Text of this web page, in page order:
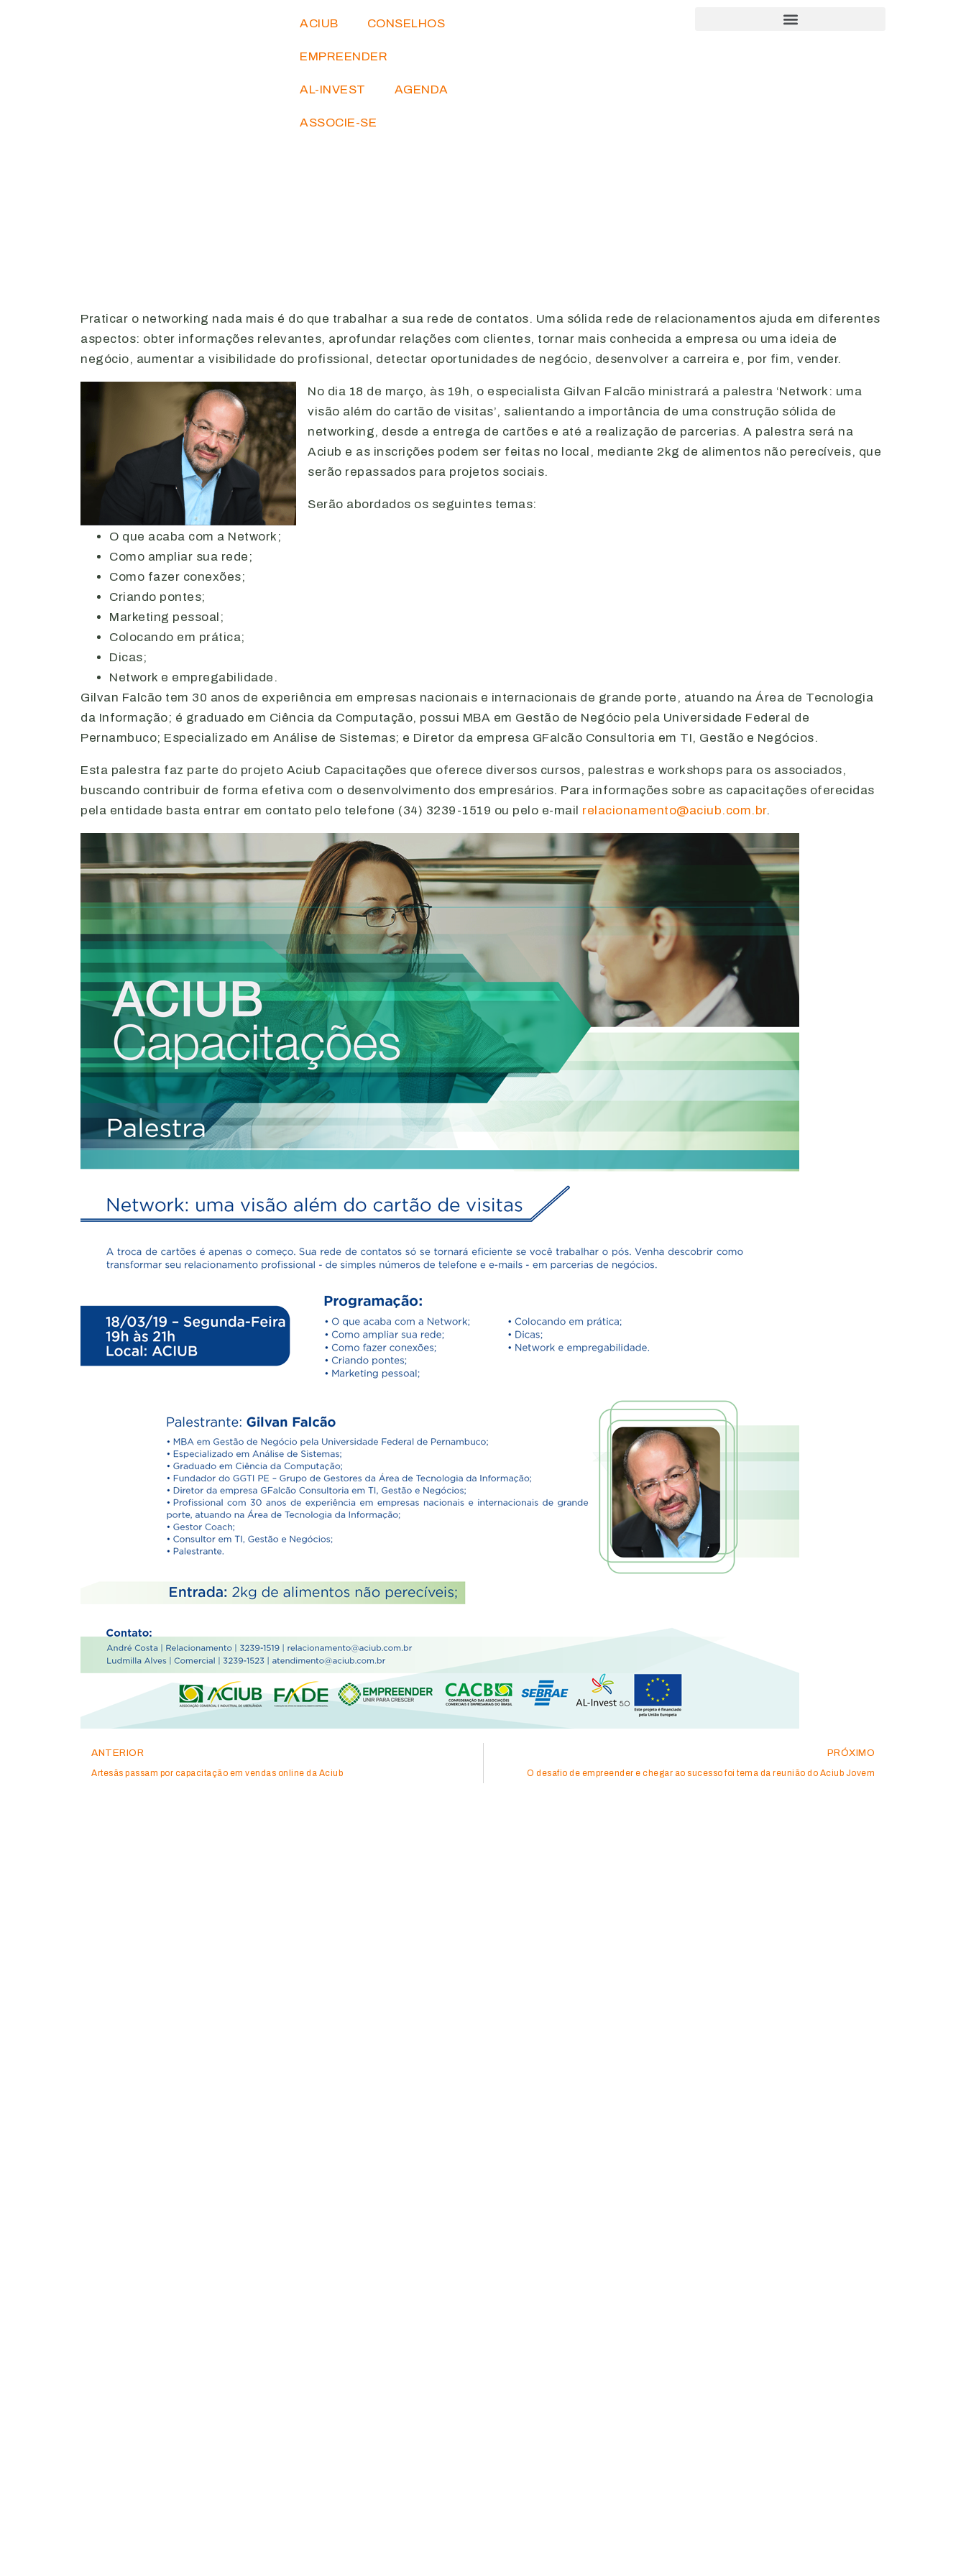
ACIUB CONSELHOS
EMPREENDER
AL-INVEST AGENDA
ASSOCIE-SE
Praticar o networking nada mais é do que trabalhar a sua rede de contatos. Uma sólida rede de relacionamentos ajuda em diferentes
aspectos: obter informações relevantes, aprofundar relações com clientes, tornar mais conhecida a empresa ou uma ideia de
negócio, aumentar a visibilidade do profissional, detectar oportunidades de negócio, desenvolver a carreira e, por fim, vender.
No dia 18 de março, às 19h, o especialista Gilvan Falcão ministrará a palestra ‘Network: uma
visão além do cartão de visitas’, salientando a importância de uma construção sólida de
networking, desde a entrega de cartões e até a realização de parcerias. A palestra será na
Aciub e as inscrições podem ser feitas no local, mediante 2kg de alimentos não perecíveis, que
serão repassados para projetos sociais.
Serão abordados os seguintes temas:
O que acaba com a Network;
Como ampliar sua rede;
Como fazer conexões;
Criando pontes;
Marketing pessoal;
Colocando em prática;
Dicas;
Network e empregabilidade.
Gilvan Falcão tem 30 anos de experiência em empresas nacionais e internacionais de grande porte, atuando na Área de Tecnologia
da Informação; é graduado em Ciência da Computação, possui MBA em Gestão de Negócio pela Universidade Federal de
Pernambuco; Especializado em Análise de Sistemas; e Diretor da empresa GFalcão Consultoria em TI, Gestão e Negócios.
Esta palestra faz parte do projeto Aciub Capacitações que oferece diversos cursos, palestras e workshops para os associados,
buscando contribuir de forma efetiva com o desenvolvimento dos empresários. Para informações sobre as capacitações oferecidas
pela entidade basta entrar em contato pelo telefone (34) 3239-1519 ou pelo e-mail relacionamento@aciub.com.br.
ANTERIOR
Artesãs passam por capacitação em vendas online da Aciub
PRÓXIMO
O desafio de empreender e chegar ao sucesso foi tema da reunião do Aciub Jovem